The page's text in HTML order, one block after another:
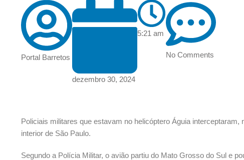
Portal Barretos
dezembro 30, 2024
5:21 am
No Comments
Policiais militares que estavam no helicóptero Águia interceptaram,
interior de São Paulo.
Segundo a Polícia Militar, o avião partiu do Mato Grosso do Sul e